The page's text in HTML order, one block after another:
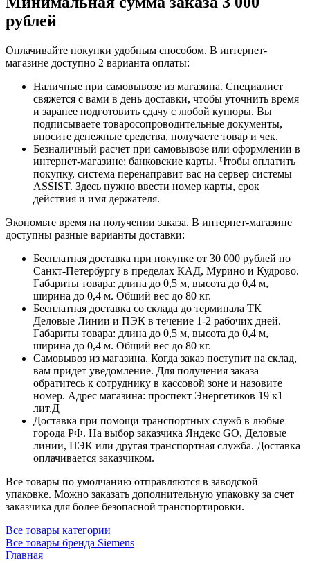
рублей
Оплачивайте покупки удобным способом. В интернет-
магазине доступно 2 варианта оплаты:
Наличные при самовывозе из магазина. Специалист
свяжется с вами в день доставки, чтобы уточнить время
и заранее подготовить сдачу с любой купюры. Вы
подписываете товаросопроводительные документы,
вносите денежные средства, получаете товар и чек.
Безналичный расчет при самовывозе или оформлении в
интернет-магазине: банковские карты. Чтобы оплатить
покупку, система перенаправит вас на сервер системы
ASSIST. Здесь нужно ввести номер карты, срок
действия и имя держателя.
Экономьте время на получении заказа. В интернет-магазине
доступны разные варианты доставки:
Бесплатная доставка при покупке от 30 000 рублей по
Санкт-Петербургу в пределах КАД, Мурино и Кудрово.
Габариты товара: длина до 0,5 м, высота до 0,4 м,
ширина до 0,4 м. Общий вес до 80 кг.
Бесплатная доставка со склада до терминала ТК
Деловые Линии и ПЭК в течение 1-2 рабочих дней.
Габариты товара: длина до 0,5 м, высота до 0,4 м,
ширина до 0,4 м. Общий вес до 80 кг.
Самовывоз из магазина. Когда заказ поступит на склад,
вам придет уведомление. Для получения заказа
обратитесь к сотруднику в кассовой зоне и назовите
номер. Адрес магазина: проспект Энергетиков 19 к1
лит.Д
Доставка при помощи транспортных служб в любые
города РФ. На выбор заказчика Яндекс GO, Деловые
линии, ПЭК или другая транспортная служба. Доставка
оплачивается заказчиком.
Все товары по умолчанию отправляются в заводской
упаковке. Можно заказать дополнительную упаковку за счет
заказчика для более безопасной транспортировки.
Все товары категории
Все товары бренда Siemens
Главная